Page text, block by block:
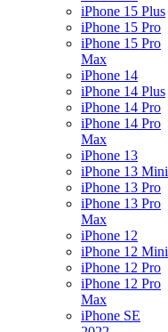
iPhone 15 Plus
iPhone 15 Pro
iPhone 15 Pro
Max
iPhone 14
iPhone 14 Plus
iPhone 14 Pro
iPhone 14 Pro
Max
iPhone 13
iPhone 13 Mini
iPhone 13 Pro
iPhone 13 Pro
Max
iPhone 12
iPhone 12 Mini
iPhone 12 Pro
iPhone 12 Pro
Max
iPhone SE